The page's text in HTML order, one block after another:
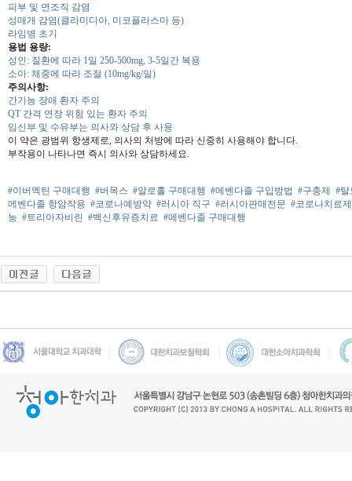
피부 및 연조직 감염
성매개 감염(클라미디아, 미코플라스마 등)
라임병 초기
용법 용량:
성인: 질환에 따라 1일 250-500mg, 3-5일간 복용
소아: 체중에 따라 조절 (10mg/kg/일)
주의사항:
간기능 장애 환자 주의
QT 간격 연장 위험 있는 환자 주의
임신부 및 수유부는 의사와 상담 후 사용
이 약은 광범위 항생제로, 의사의 처방에 따라 신중히 사용해야 합니다.
부작용이 나타나면 즉시 의사와 상담하세요.
#이버멕틴 구매대행 #버목스 #알로홀 구매대행 #메벤다졸 구입방법 #구충제
#탈
메벤다졸 항암작용 #코로나예방약 #러시아 직구 #러시아판매전문 #코로나치료제
능 #트리아자비린 #백신후유증치료 #메벤다졸 구매대행